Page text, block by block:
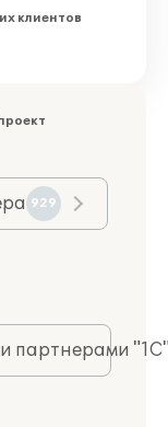
клиентов
929
партнерами